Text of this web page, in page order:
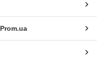
Prom.ua